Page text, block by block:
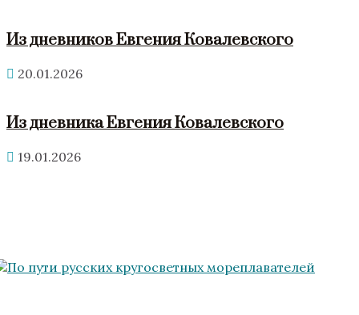
Из дневников Евгения Ковалевского
20.01.2026
Из дневника Евгения Ковалевского
19.01.2026